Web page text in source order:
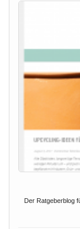
Der Ratgeberblog